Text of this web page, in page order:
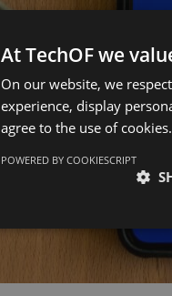
At TechOF we
On our website, we
experience, display
agree to the use of cookies.
POWERED BY COOKIESCRIPT